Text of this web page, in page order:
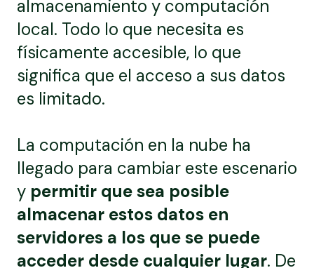
almacenamiento y computación
local. Todo lo que necesita es
físicamente accesible, lo que
significa que el acceso a sus datos
es limitado.
La computación en la nube ha
llegado para cambiar este escenario
y permitir que sea posible
almacenar estos datos en
servidores a los que se puede
acceder desde cualquier lugar. De